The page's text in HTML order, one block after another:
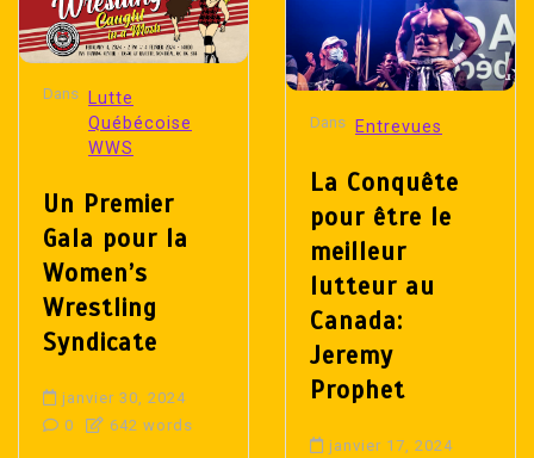
Dans Lutte
Québécoise
WWS
Un Premier
Gala pour la
Women’s
Wrestling
Syndicate
janvier 30, 2024
0
642 words
Dans Entrevues
La Conquête
pour être le
meilleur
lutteur au
Canada:
Jeremy
Prophet
janvier 17, 2024